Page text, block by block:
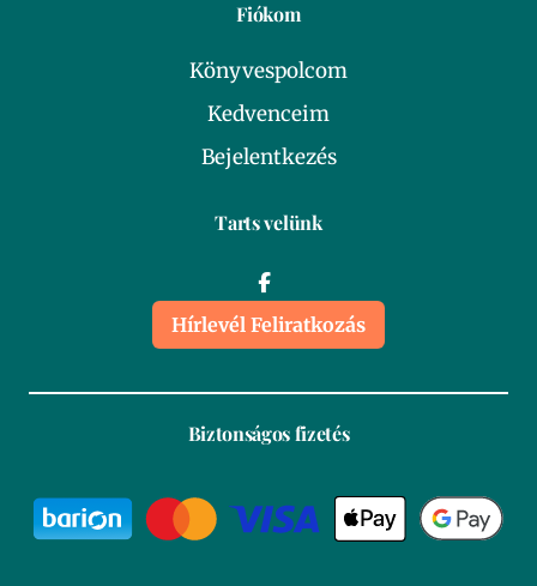
Fiókom
Könyvespolcom
Kedvenceim
Bejelentkezés
Tarts velünk
Hírlevél Feliratkozás
Biztonságos fizetés